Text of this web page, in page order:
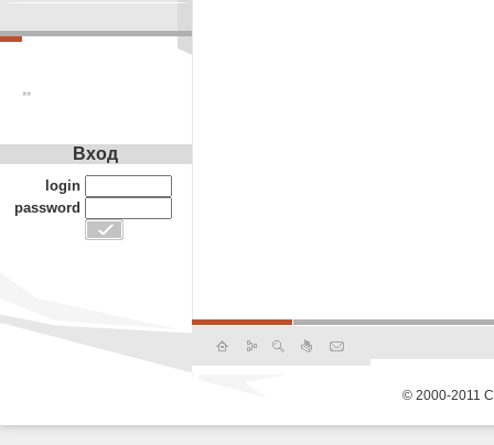
**
Вход
login
password
© 2000-2011